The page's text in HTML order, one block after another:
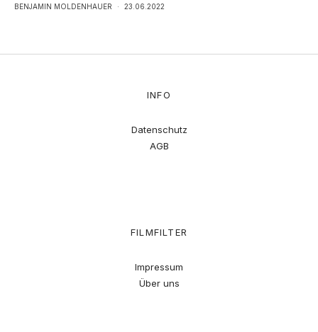
BENJAMIN MOLDENHAUER · 23.06.2022
INFO
Datenschutz
AGB
FILMFILTER
Impressum
Über uns